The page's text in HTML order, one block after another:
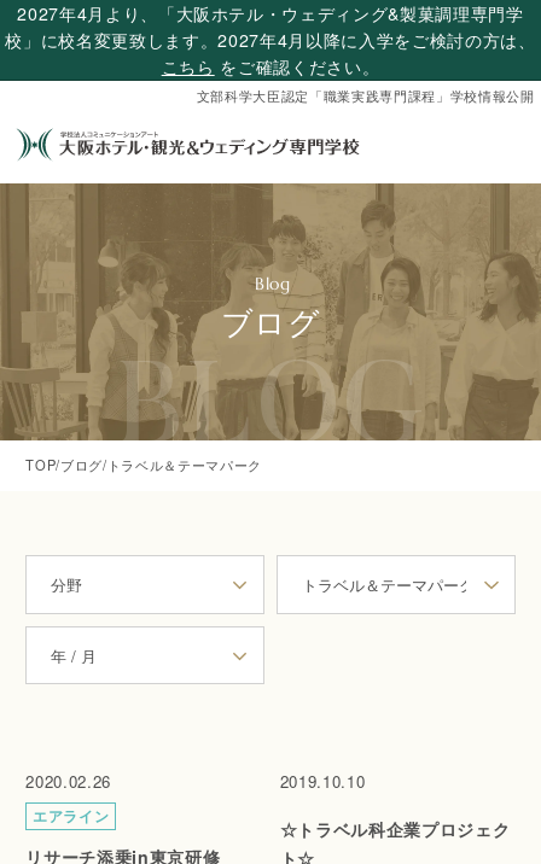
2027年4月より、「大阪ホテル・ウェディング&製菓調理専門学
校」に校名変更致します。2027年4月以降に入学をご検討の方は、
こちら をご確認ください。
文部科学大臣認定「職業実践専門課程」学校情報公開
ブログ
BLOG
TOP/ブログ/ トラベル＆テーマパーク
2020.02.26
エアライン
リサーチ添乗in東京研修
2019.10.10
☆トラベル科企業プロジェク
ト☆